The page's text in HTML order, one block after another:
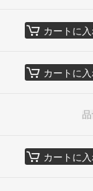
カートに入
カートに入
カートに入